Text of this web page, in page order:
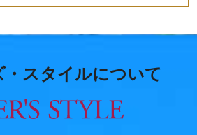
・スタイルについて